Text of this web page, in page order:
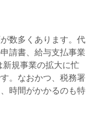
数多くあります。代
請書、給与支払事業
新規事業の拡大に忙
。なおかつ、税務署
時間がかかるのも特